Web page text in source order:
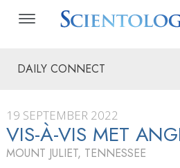
DAILY CONNECT
19 SEPTEMBER 2022
VIS-À-VIS MET
MOUNT JULIET, TENNESSEE